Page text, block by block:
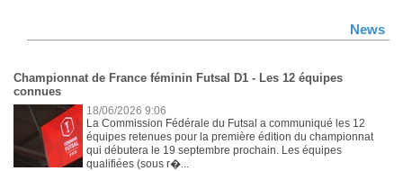
News
Championnat de France féminin Futsal D1 - Les 12 équipes
connues
18/06/2026 9:06
La Commission Fédérale du Futsal a communiqué les 12
équipes retenues pour la première édition du championnat
qui débutera le 19 septembre prochain. Les équipes
qualifiées (sous r�...